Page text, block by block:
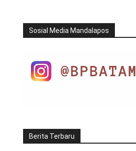
Sosial Media Mandalapos
Berita Terbaru